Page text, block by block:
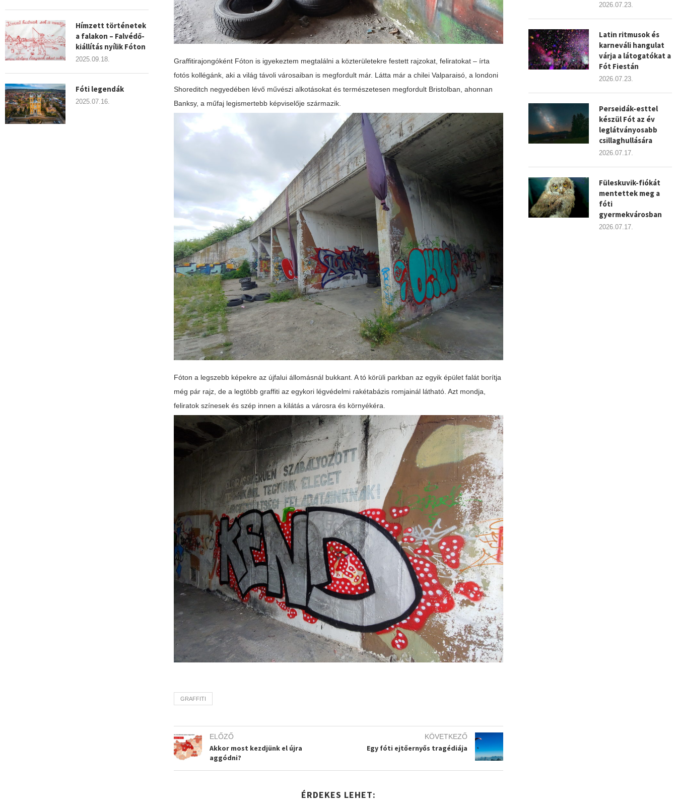
Graffitirajongóként Fóton is igyekeztem megtalálni a közterületekre festett rajzokat, feliratokat – írta
fotós kollégánk, aki a világ távoli városaiban is megfordult már. Látta már a chilei Valparaisó, a londoni
Shoreditch negyedében lévő művészi alkotásokat és természetesen megfordult Bristolban, ahonnan
Banksy, a műfaj legismertebb képviselője származik.
Fóton a legszebb képekre az újfalui állomásnál bukkant. A tó körüli parkban az egyik épület falát borítja
még pár rajz, de a legtöbb graffiti az egykori légvédelmi rakétabázis romjainál látható. Azt mondja,
feliratok színesek és szép innen a kilátás a városra és környékéra.
GRAFFITI
ELŐZŐ
Akkor most kezdjünk el újra
aggódni?
KÖVETKEZŐ
Egy fóti ejtőernyős tragédiája
ÉRDEKES LEHET:
2026.07.23.
Latin ritmusok és
karneváli hangulat
várja a látogatókat a
Fót Fiestán
2026.07.23.
Perseidák-esttel
készül Fót az év
leglátványosabb
csillaghullására
2026.07.17.
Füleskuvik-fiókát
mentettek meg a
fóti
gyermekvárosban
2026.07.17.
Hímzett történetek
a falakon – Falvédő-
kiállítás nyílik Fóton
2025.09.18.
Fóti legendák
2025.07.16.